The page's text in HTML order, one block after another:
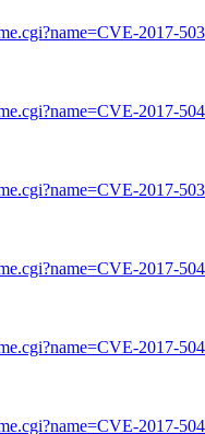
2017-
2017-
2017-
2017-
2017-
2017-